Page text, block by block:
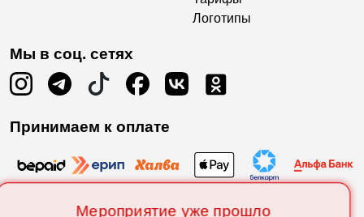
Мероприятие уже прошло
Логотипы
Мы в соц. сетях
Принимаем к оплате